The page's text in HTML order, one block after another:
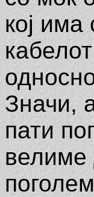
кој
Значи,
пати
велиме